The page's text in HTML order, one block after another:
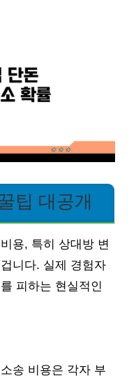
팁 대공개
용, 특히 상대방 변
니다. 실제 경험자
피하는 현실적인
송 비용은 각자 부